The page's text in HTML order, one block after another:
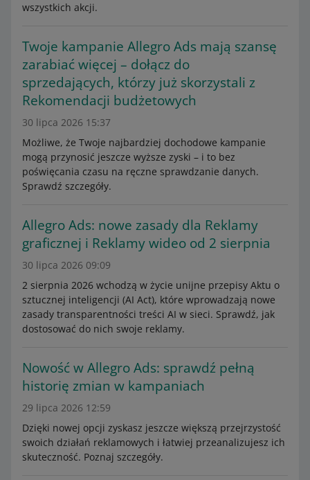
wszystkich akcji.
Twoje kampanie Allegro Ads mają szansę
zarabiać więcej – dołącz do
sprzedających, którzy już skorzystali z
Rekomendacji budżetowych
30 lipca 2026 15:37
Możliwe, że Twoje najbardziej dochodowe kampanie
mogą przynosić jeszcze wyższe zyski – i to bez
poświęcania czasu na ręczne sprawdzanie danych.
Sprawdź szczegóły.
Allegro Ads: nowe zasady dla Reklamy
graficznej i Reklamy wideo od 2 sierpnia
30 lipca 2026 09:09
2 sierpnia 2026 wchodzą w życie unijne przepisy Aktu o
sztucznej inteligencji (AI Act), które wprowadzają nowe
zasady transparentności treści AI w sieci. Sprawdź, jak
dostosować do nich swoje reklamy.
Nowość w Allegro Ads: sprawdź pełną
historię zmian w kampaniach
29 lipca 2026 12:59
Dzięki nowej opcji zyskasz jeszcze większą przejrzystość
swoich działań reklamowych i łatwiej przeanalizujesz ich
skuteczność. Poznaj szczegóły.